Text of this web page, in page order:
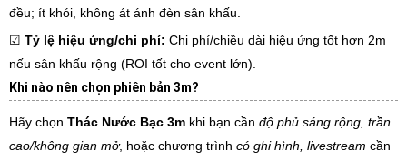
đều; ít khói, không át ánh đèn sân khấu.
☑ Tỷ lệ hiệu ứng/chi phí: Chi phí/chiều dài hiệu ứng tốt hơn 2m
nếu sân khấu rộng (ROI tốt cho event lớn).
Khi nào nên chọn phiên bản 3m?
Hãy chọn Thác Nước Bạc 3m khi bạn cần độ phủ sáng rộng, trần
cao/không gian mở, hoặc chương trình có ghi hình, livestream cần